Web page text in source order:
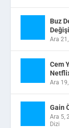
Buz
Ara
Cem
Ara
Gain
Ara 5,
Dizi